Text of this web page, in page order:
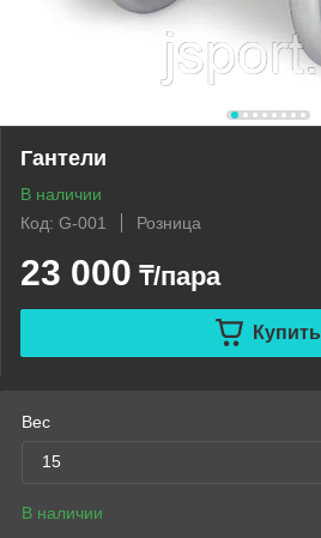
Гантели
В наличии
Код: G-001
Розница
23 000 ₸/пара
Купить
Вес
15
В наличии